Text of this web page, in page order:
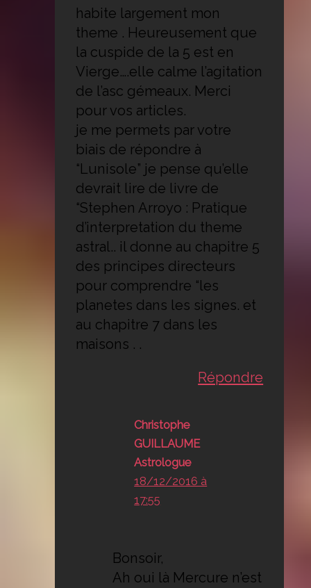
habite largement mon
theme . Heureusement que
la cuspide de la 5 est en
Vierge….elle calme l’agitation
de l’asc gémeaux. Merci
pour vos articles.
je me permets par votre
biais de répondre à
“Lunisole” je pense qu’elle
devrait lire de livre de
“Stephen Arroyo : Pratique
d’interpretation du theme
astral.. il donne au chapitre 5
des principes directeurs
pour comprendre “les
planetes dans les signes. et
au chapitre 7 dans les
maisons . .
Répondre
Christophe
GUILLAUME
Astrologue
18/12/2016 à
17:55
Bonsoir,
Ah oui là Mercure n’est